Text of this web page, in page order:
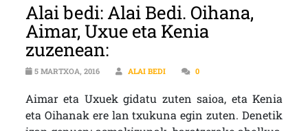
Alai bedi: Alai Bedi. Oihana,
Aimar, Uxue eta Kenia
zuzenean:
5 MARTXOA, 2016 ALAI BEDI 0
Aimar eta Uxuek gidatu zuten saioa, eta Kenia
eta Oihanak ere lan txukuna egin zuten. Denetik